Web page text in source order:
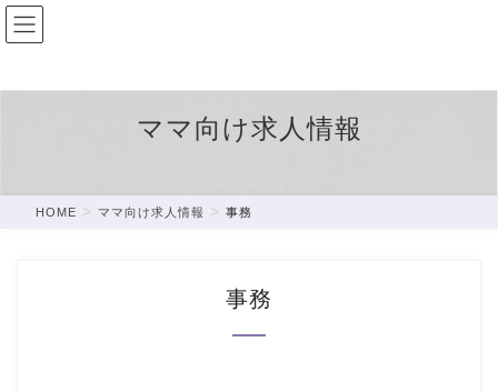
コ
ン
ナ
ビ
移
ママ向け求人情報
HOME ママ向け求人情報 事務
事務